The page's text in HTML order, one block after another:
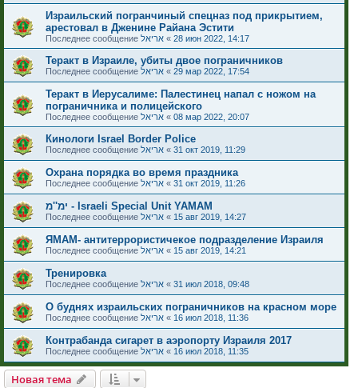
Израильский погранчиный спецназ под прикрытием,
арестовал в Дженине Райана Эстити
Последнее сообщение אריאל « 28 июн 2022, 14:17
Теракт в Израиле, убиты двое пограничников
Последнее сообщение אריאל « 29 мар 2022, 17:54
Теракт в Иерусалиме: Палестинец напал с ножом на
пограничника и полицейского
Последнее сообщение אריאל « 08 мар 2022, 20:07
Кинологи Israel Border Police
Последнее сообщение אריאל « 31 окт 2019, 11:29
Охрана порядка во время праздника
Последнее сообщение אריאל « 31 окт 2019, 11:26
ימ''מ - Israeli Special Unit YAMAM
Последнее сообщение אריאל « 15 авг 2019, 14:27
ЯМАМ- антитеррористичекое подразделение Израиля
Последнее сообщение אריאל « 15 авг 2019, 14:21
Тренировка
Последнее сообщение אריאל « 31 июл 2018, 09:48
О буднях израильских пограничников на красном море
Последнее сообщение אריאל « 16 июл 2018, 11:36
Контрабанда сигарет в аэропорту Израиля 2017
Последнее сообщение אריאל « 16 июл 2018, 11:35
Новая тема